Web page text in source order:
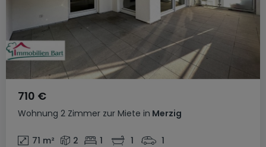
Wohnung 2 Zimmer zur Miete in Merzig
710 €
71 m² 2 1 1 1